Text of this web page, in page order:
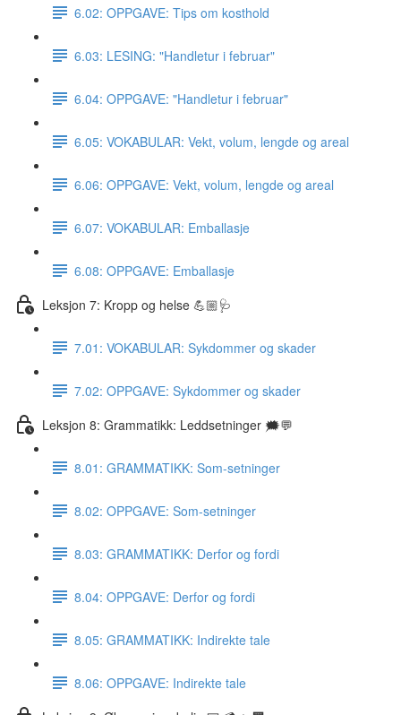
6.02: OPPGAVE: Tips om kosthold
6.03: LESING: "Handletur i februar"
6.04: OPPGAVE: "Handletur i februar"
6.05: VOKABULAR: Vekt, volum, lengde og areal
6.06: OPPGAVE: Vekt, volum, lengde og areal
6.07: VOKABULAR: Emballasje
6.08: OPPGAVE: Emballasje
Leksjon 7: Kropp og helse 💪🏼🩺
7.01: VOKABULAR: Sykdommer og skader
7.02: OPPGAVE: Sykdommer og skader
Leksjon 8: Grammatikk: Leddsetninger 🗯💬
8.01: GRAMMATIKK: Som-setninger
8.02: OPPGAVE: Som-setninger
8.03: GRAMMATIKK: Derfor og fordi
8.04: OPPGAVE: Derfor og fordi
8.05: GRAMMATIKK: Indirekte tale
8.06: OPPGAVE: Indirekte tale